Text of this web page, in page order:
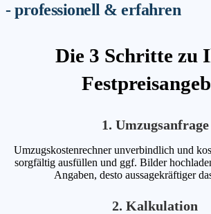
- professionell & erfahren
Die 3 Schritte zu
1. Umzugsanfrage
Umzugskostenrechner unverbindlich und
sorgfältig ausfüllen und ggf. Bilder
Angaben, desto aussagekräftiger
2. Kalkulation